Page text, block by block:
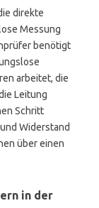
direkte
Messung
benötigt
arbeitet, die
Leitung
Schritt
Widerstand
über einen
in der